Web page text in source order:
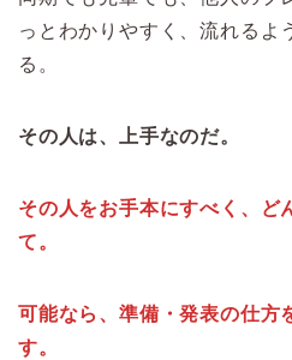
っとわかりやすく、流れるよ
る。
その人は、上手なのだ。
その人をお手本にすべく、ど
て。
可能なら、準備・発表の仕方
す。